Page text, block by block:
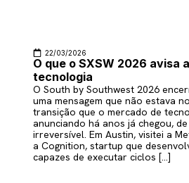
22/03/2026
O que o SXSW 2026 avisa
tecnologia
O South by Southwest 2026
uma mensagem que não estava
transição que o mercado de
anunciando há anos já chegou,
irreversível. Em Austin, visitei a
a Cognition, startup que
capazes de executar ciclos […]